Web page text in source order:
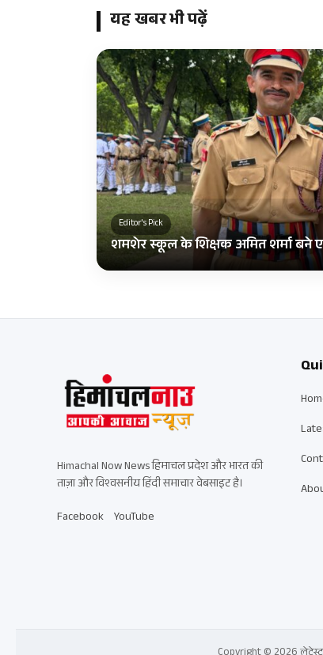
यह खबर भी पढ़ें
Editor's Pick
शमशेर स्कूल के शिक्षक अमित शर्मा बने
Himachal Now News हिमाचल प्रदेश और भारत की
ताज़ा और विश्वसनीय हिंदी समाचार वेबसाइट है।
Facebook YouTube